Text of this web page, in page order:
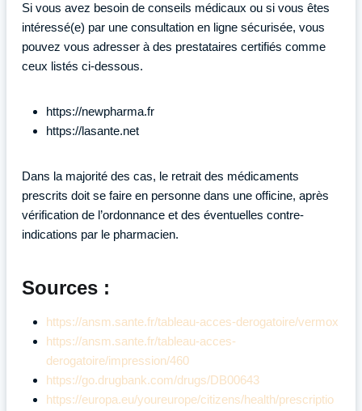
Si vous avez besoin de conseils médicaux ou si vous êtes
intéressé(e) par une consultation en ligne sécurisée, vous
pouvez vous adresser à des prestataires certifiés comme
ceux listés ci-dessous.
https://newpharma.fr
https://lasante.net
Dans la majorité des cas, le retrait des médicaments
prescrits doit se faire en personne dans une officine, après
vérification de l’ordonnance et des éventuelles contre-
indications par le pharmacien.
Sources :
https://ansm.sante.fr/tableau-acces-derogatoire/vermox
https://ansm.sante.fr/tableau-acces-
derogatoire/impression/460
https://go.drugbank.com/drugs/DB00643
https://europa.eu/youreurope/citizens/health/prescriptio